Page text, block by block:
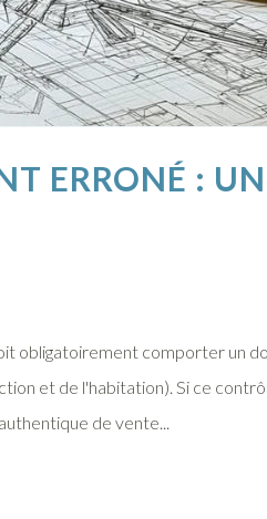
ERRONÉ :
obligatoirement comporter un
et de l'habitation). Si ce
de vente...